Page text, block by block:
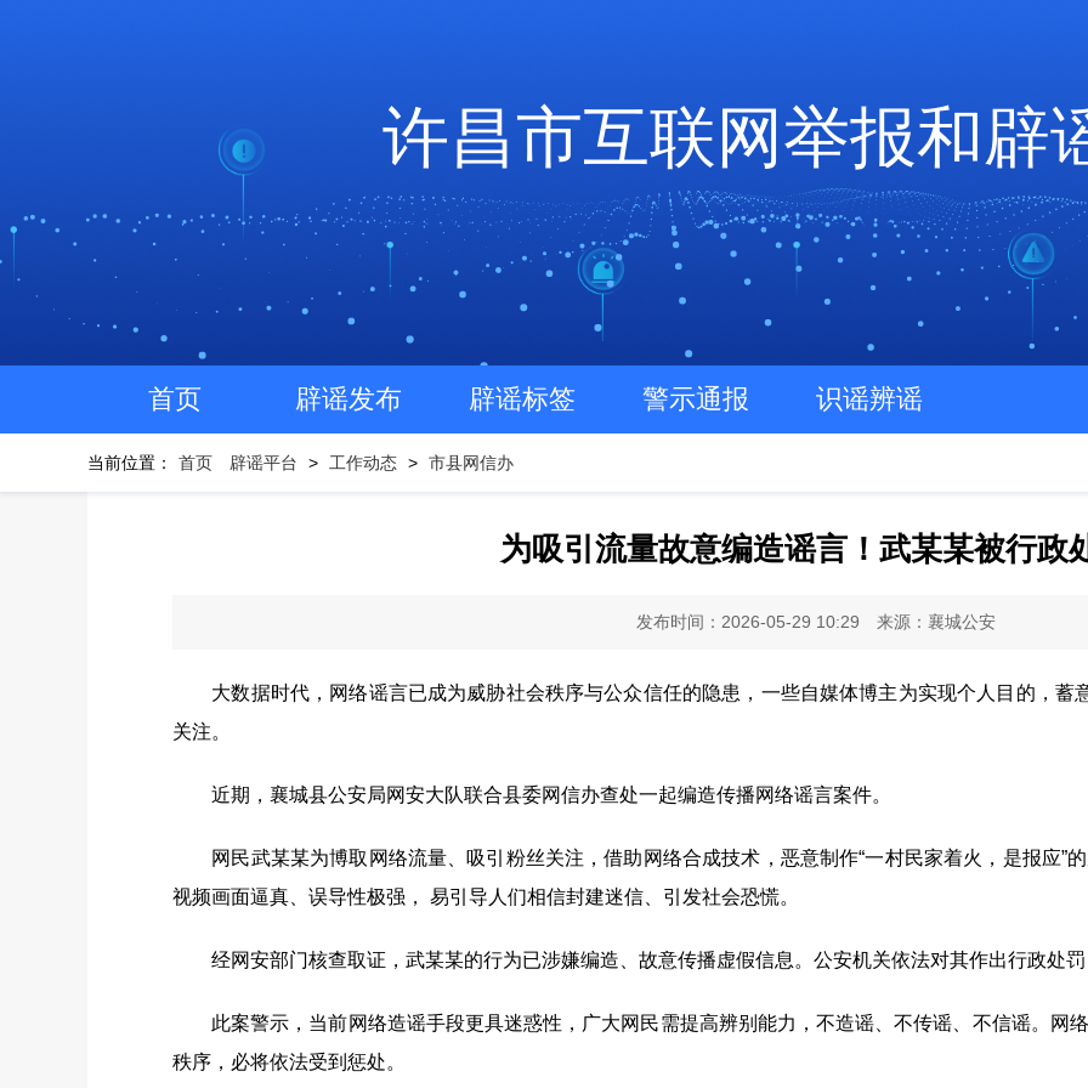
许昌市互联网举报和辟
首页 辟谣发布 辟谣标签 警示通报 识谣辨谣
当前位置： 首页 辟谣平台 > 工作动态 > 市县网信办
为吸引流量故意编造谣言！武某某被行政
发布时间：2026-05-29 10:29 来源：襄城公安
大数据时代，网络谣言已成为威胁社会秩序与公众信任的隐患，一些自媒体博主为实现个人目的，蓄
关注。
近期，襄城县公安局网安大队联合县委网信办查处一起编造传播网络谣言案件。
网民武某某为博取网络流量、吸引粉丝关注，借助网络合成技术，恶意制作“一村民家着火，是报应”
视频画面逼真、误导性极强， 易引导人们相信封建迷信、引发社会恐慌。
经网安部门核查取证，武某某的行为已涉嫌编造、故意传播虚假信息。公安机关依法对其作出行政处
此案警示，当前网络造谣手段更具迷惑性，广大网民需提高辨别能力，不造谣、不传谣、不信谣。网
秩序，必将依法受到惩处。